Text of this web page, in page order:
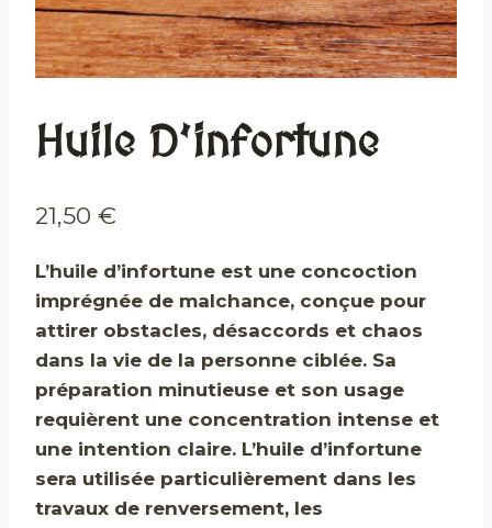
Huile D’infortune
21,50 €
L’huile d’infortune est une concoction
imprégnée de malchance, conçue pour
attirer obstacles, désaccords et chaos
dans la vie de la personne ciblée. Sa
préparation minutieuse et son usage
requièrent une concentration intense et
une intention claire. L’huile d’infortune
sera utilisée particulièrement dans les
travaux de renversement, les